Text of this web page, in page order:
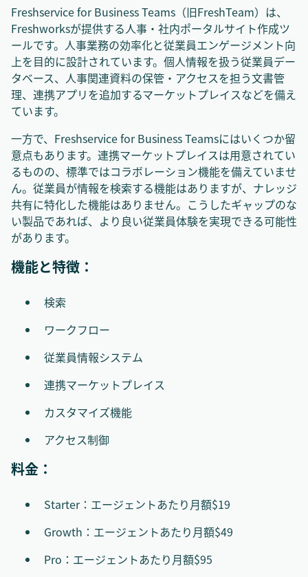
Freshservice for Business Teams（旧FreshTeam）は、
Freshworksが提供する人事・社内ポータルサイト作成ツ
ールです。人事業務の効率化と従業員エンゲージメント向
上を目的に設計されています。個人情報を扱う従業員デー
タベース、人事関連資料の保管・アクセスを担う文書管
理、連携アプリを追加するマーケットプレイスなどを備え
ています。
一方で、Freshservice for Business Teamsにはいくつか留
意点もあります。連携マーケットプレイスは用意されてい
るものの、標準ではコラボレーション機能を備えていませ
ん。従業員が情報を検索する機能はありますが、ナレッジ
共有に特化した機能はありません。こうしたギャップのな
い製品であれば、より良い従業員体験を実現できる可能性
があります。
機能と特徴：
検索
ワークフロー
従業員情報システム
連携マーケットプレイス
カスタマイズ機能
アクセス制御
料金：
Starter：エージェントあたり月額$19
Growth：エージェントあたり月額$49
Pro：エージェントあたり月額$95